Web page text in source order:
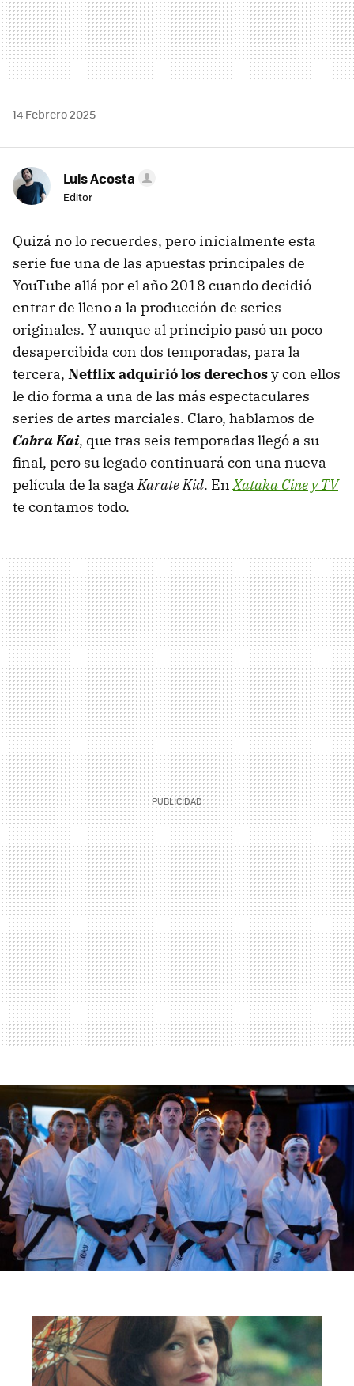
14 Febrero 2025
Luis Acosta
Editor
Quizá no lo recuerdes, pero inicialmente esta
serie fue una de las apuestas principales de
YouTube allá por el año 2018 cuando decidió
entrar de lleno a la producción de series
originales. Y aunque al principio pasó un poco
desapercibida con dos temporadas, para la
tercera, Netflix adquirió los derechosy con ellos
le dio forma a una de las más espectaculares
series de artes marciales. Claro, hablamos de
Cobra Kai, que tras seis temporadas llegó a su
final, pero su legado continuará con una nueva
película de la sagaKarate Kid. EnXataka Cine y TV
te contamos todo.